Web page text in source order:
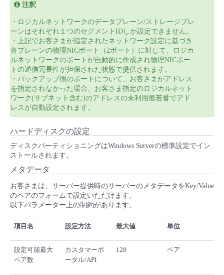
注釈
・ロジカルネットワークのデータプレーン/ストレージプレ
ーンはそれぞれ１つのセグメントIDしか設定できません。
・上記でお客さまが指定されたネットワーク設定に基づき
各プレーンの物理NICポート（2ポート）に対して、ロジカ
ルネットワークのポートが自動的に作成され物理NICポー
トの通信冗長性が担保された状態で提供されます。
・バックアップ側のポートについて、お客さまがアドレス
を指定されなかった場合、お客さま指定のロジカルネット
ワーク(サブネット含む)のアドレスの未利用最若番でアド
レスが自動設定されます。
ハードディスクの設定
ディスクパーティショニングはWindows Serverの標準設定でイン
ストールされます。
メタデータ
お客さまは、サーバー提供時のサーバーのメタデータをKey/Value
のペアのフォームで設定いただけます。
以下パラメーター上の制約があります。
項目名 設定方法 最大値 単位
設定可能最大
ペア数
カスタマーポ
ータル/API
128 ペア